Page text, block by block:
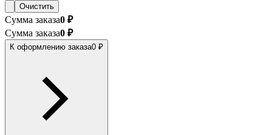
Очистить
Сумма заказа0 ₽
Сумма заказа0 ₽
К оформлению заказа0 ₽